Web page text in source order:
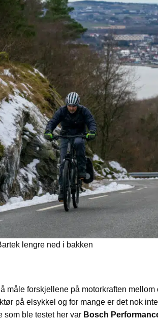
lengre ned i bakken
måle forskjellene på motorkraften
på elsykkel og for mange er det nok
som ble testet her var Bosch